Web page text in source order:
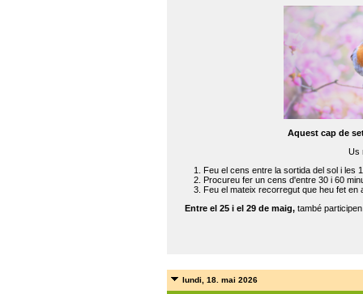
Aquest cap de
Us
Feu el cens entre la sortida del sol i les
Procureu fer un cens d'entre 30 i 60
Feu el mateix recorregut que heu fet en
Entre el 25 i el 29 de maig, també
lundi, 18. mai 2026